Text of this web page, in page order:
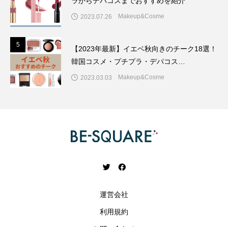
2023.07.26 Makeup&Cosme
5
【2023年最新】イエベ秋向きのチーク18選！
韓国コスメ・プチプラ・デパコス…
2023.03.03 Makeup&Cosme
運営会社
利用規約